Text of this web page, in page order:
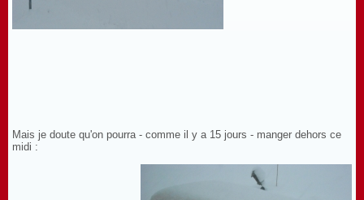
Mais je doute qu'on pourra - comme il y a 15 jours - manger dehors ce
midi :